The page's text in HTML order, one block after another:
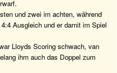
und zwei im achten, während
Ausgleich und er damit im Spiel
Lloyds Scoring schwach, van
ihm auch das Doppel zum